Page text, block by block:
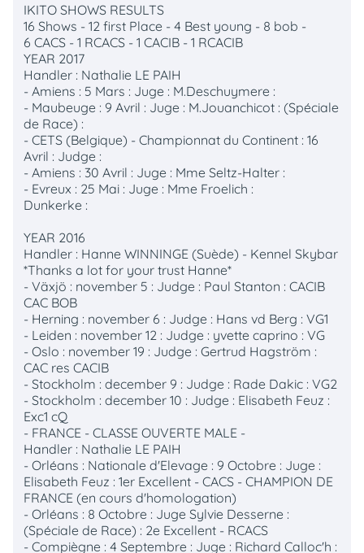
IKITO SHOWS RESULTS
16 Shows - 12 first Place - 4 Best young - 8 bob -
6 CACS - 1 RCACS - 1 CACIB - 1 RCACIB
YEAR 2017
Handler : Nathalie LE PAIH
- Amiens : 5 Mars : Juge : M.Deschuymere :
- Maubeuge : 9 Avril : Juge : M.Jouanchicot : (Spéciale
de Race) :
- CETS (Belgique) - Championnat du Continent : 16
Avril : Judge :
- Amiens : 30 Avril : Juge : Mme Seltz-Halter :
- Evreux : 25 Mai : Juge : Mme Froelich :
Dunkerke :
YEAR 2016
Handler : Hanne WINNINGE (Suède) - Kennel Skybar
*Thanks a lot for your trust Hanne*
- Växjö : november 5 : Judge : Paul Stanton : CACIB
CAC BOB
- Herning : november 6 : Judge : Hans vd Berg : VG1
- Leiden : november 12 : Judge : yvette caprino : VG
- Oslo : november 19 : Judge : Gertrud Hagström :
CAC res CACIB
- Stockholm : december 9 : Judge : Rade Dakic : VG2
- Stockholm : december 10 : Judge : Elisabeth Feuz :
Exc1 cQ
- FRANCE - CLASSE OUVERTE MALE -
Handler : Nathalie LE PAIH
- Orléans : Nationale d'Elevage : 9 Octobre : Juge :
Elisabeth Feuz : 1er Excellent - CACS - CHAMPION DE
FRANCE (en cours d'homologation)
- Orléans : 8 Octobre : Juge Sylvie Desserne :
(Spéciale de Race) : 2e Excellent - RCACS
- Compiègne : 4 Septembre : Juge : Richard Calloc'h :